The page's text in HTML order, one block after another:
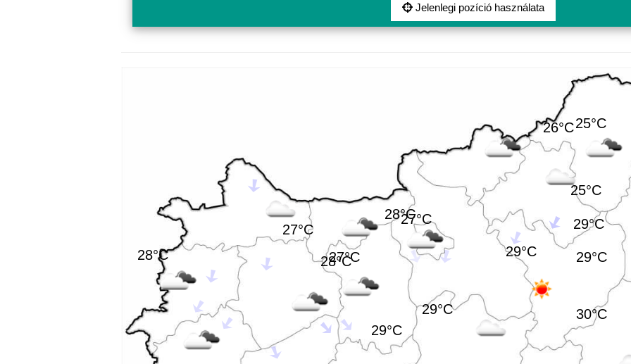
Jelenlegi pozíció használata
28°C
28°C
28°C
29°C
25°C
25°C
26°C
27°C
29°C
27°C
29°C
30°C
27°C 29°C
29°C